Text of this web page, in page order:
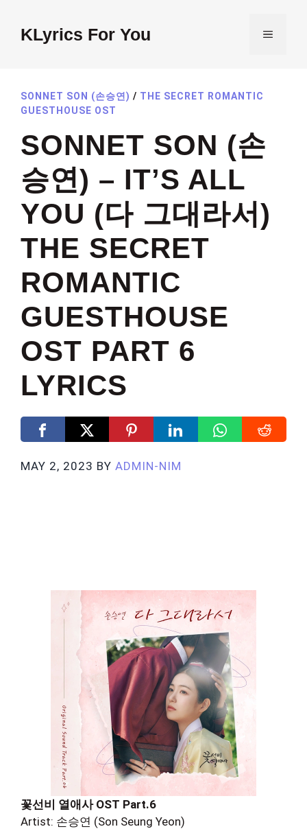
contentKLyrics For You MENU
SONNET SON (손승연) / THE SECRET ROMANTIC
GUESTHOUSE OST
SONNET SON (손
승연) – IT’S ALL
YOU (다 그대라서)
THE SECRET
ROMANTIC
GUESTHOUSE
OST PART 6
LYRICS
MAY 2, 2023 BY ADMIN-NIM
꽃선비 열애사 OST Part.6
Artist: 손승연 (Son Seung Yeon)